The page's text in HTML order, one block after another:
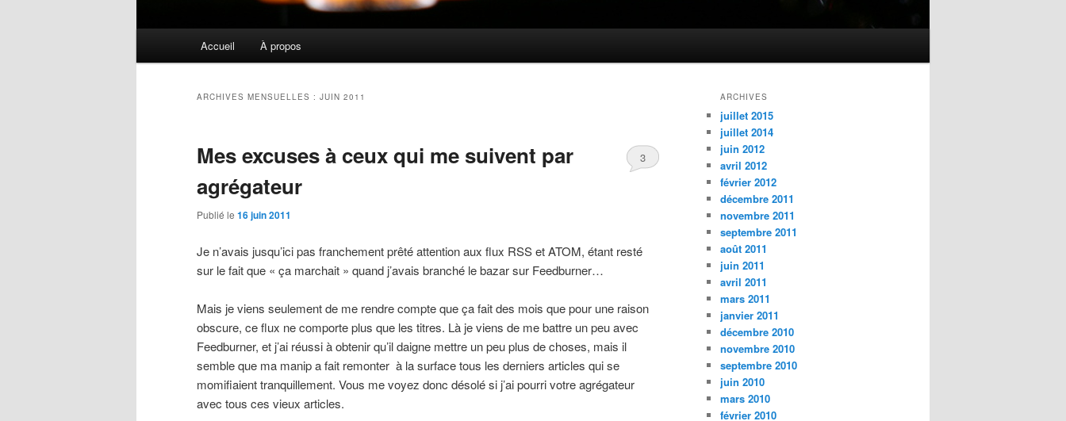
Accueil À propos
ARCHIVES MENSUELLES : JUIN 2011
Mes excuses à ceux qui me suivent par
agrégateur
Publié le 16 juin 2011
3
Je n’avais jusqu’ici pas franchement prêté attention aux flux RSS et ATOM, étant resté
sur le fait que « ça marchait » quand j’avais branché le bazar sur Feedburner…
Mais je viens seulement de me rendre compte que ça fait des mois que pour une raison
obscure, ce flux ne comporte plus que les titres. Là je viens de me battre un peu avec
Feedburner, et j’ai réussi à obtenir qu’il daigne mettre un peu plus de choses, mais il
semble que ma manip a fait remonter à la surface tous les derniers articles qui se
momifiaient tranquillement. Vous me voyez donc désolé si j’ai pourri votre agrégateur
avec tous ces vieux articles.
ARCHIVES
juillet 2015
juillet 2014
juin 2012
avril 2012
février 2012
décembre 2011
novembre 2011
septembre 2011
août 2011
juin 2011
avril 2011
mars 2011
janvier 2011
décembre 2010
novembre 2010
septembre 2010
juin 2010
mars 2010
février 2010